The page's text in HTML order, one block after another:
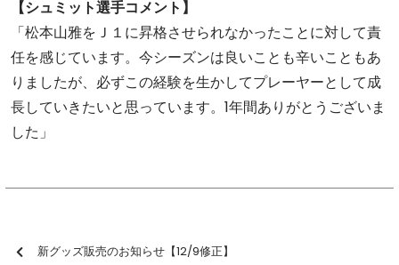
【シュミット選手コメント】
「松本山雅をＪ１に昇格させられなかったことに対して責
任を感じています。今シーズンは良いことも辛いこともあ
りましたが、必ずこの経験を生かしてプレーヤーとして成
長していきたいと思っています。1年間ありがとうございま
した」
新グッズ販売のお知らせ【12/9修正】